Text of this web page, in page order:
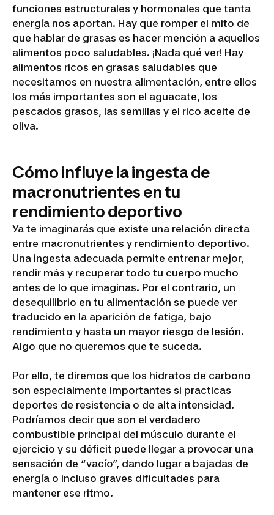
funciones estructurales y hormonales que tanta
energía nos aportan. Hay que romper el mito de
que hablar de grasas es hacer mención a aquellos
alimentos poco saludables. ¡Nada qué ver! Hay
alimentos ricos en grasas saludables que
necesitamos en nuestra alimentación, entre ellos
los más importantes son el aguacate, los
pescados grasos, las semillas y el rico aceite de
oliva.
Cómo influye la ingesta de
macronutrientes en tu
rendimiento deportivo
Ya te imaginarás que existe una relación directa
entre macronutrientes y rendimiento deportivo.
Una ingesta adecuada permite entrenar mejor,
rendir más y recuperar todo tu cuerpo mucho
antes de lo que imaginas. Por el contrario, un
desequilibrio en tu alimentación se puede ver
traducido en la aparición de fatiga, bajo
rendimiento y hasta un mayor riesgo de lesión.
Algo que no queremos que te suceda.
Por ello, te diremos que los hidratos de carbono
son especialmente importantes si practicas
deportes de resistencia o de alta intensidad.
Podríamos decir que son el verdadero
combustible principal del músculo durante el
ejercicio y su déficit puede llegar a provocar una
sensación de “vacío”, dando lugar a bajadas de
energía o incluso graves dificultades para
mantener ese ritmo.